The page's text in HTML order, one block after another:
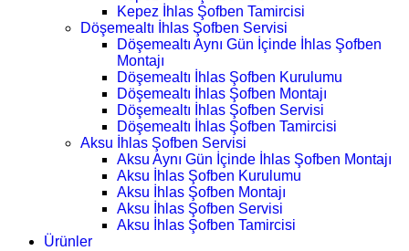
Kepez İhlas Şofben Tamircisi
Döşemealtı İhlas Şofben Servisi
Döşemealtı Aynı Gün İçinde İhlas Şofben
Montajı
Döşemealtı İhlas Şofben Kurulumu
Döşemealtı İhlas Şofben Montajı
Döşemealtı İhlas Şofben Servisi
Döşemealtı İhlas Şofben Tamircisi
Aksu İhlas Şofben Servisi
Aksu Aynı Gün İçinde İhlas Şofben Montajı
Aksu İhlas Şofben Kurulumu
Aksu İhlas Şofben Montajı
Aksu İhlas Şofben Servisi
Aksu İhlas Şofben Tamircisi
Ürünler